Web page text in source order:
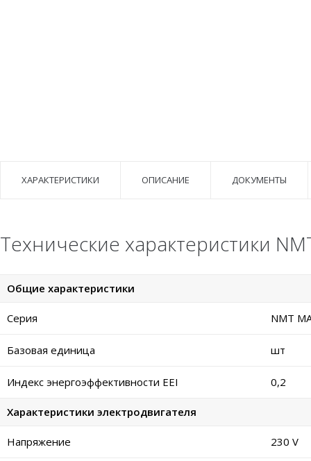
ХАРАКТЕРИСТИКИ ОПИСАНИЕ ДОКУМЕНТЫ
Технические характеристики
Общие характеристики
Серия NMT
Базовая единица шт
Индекс энергоэффективности EEI 0,2
Характеристики электродвигателя
Напряжение 230 V